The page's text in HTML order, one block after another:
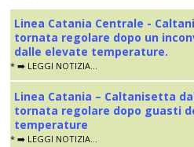
Linea Catania Centrale -
tornata regolare dopo un
dalle elevate temperature.
* ➡️ LEGGI NOTIZIA...
Linea Catania – Caltanisetta
tornata regolare dopo guasti
temperature
* ➡️ LEGGI NOTIZIA...